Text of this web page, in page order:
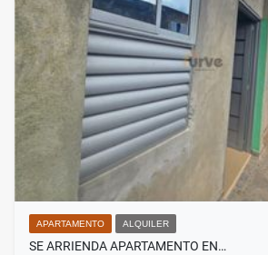
APARTAMENTO ALQUILER
SE ARRIENDA APARTAMENTO EN…